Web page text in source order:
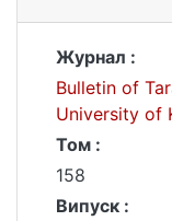
Журнал :
Bulletin of
University of
Том :
158
Випуск :